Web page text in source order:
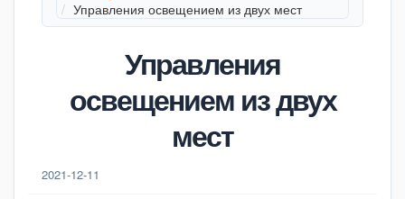
Управления освещением из двух мест
Управления
освещением из двух
мест
2021-12-11